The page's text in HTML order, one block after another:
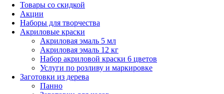
Товары со скидкой
Акции
Наборы для творчества
Акриловые краски
Акриловая эмаль 5 мл
Акриловая эмаль 12 кг
Набор акриловой краски 6 цветов
Услуги по розливу и маркировке
Заготовки из дерева
Панно